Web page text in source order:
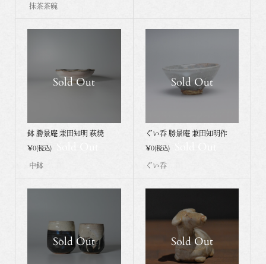
抹茶茶碗
Sold Out
鉢 勝景庵 兼田知明 萩焼
¥0(税込)
中鉢
Sold Out
ぐい呑 勝景庵 兼田知明作
¥0(税込)
ぐい呑
Sold Out Sold Out